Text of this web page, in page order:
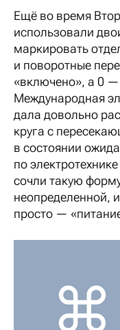
Ещё во время
использовали
маркировать
и поворотные
«включено», а 0
Международная
дала довольно
круга с
в состоянии
по
сочли такую
неопределенной,
просто —